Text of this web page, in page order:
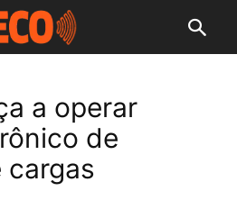
a operar
de
cargas